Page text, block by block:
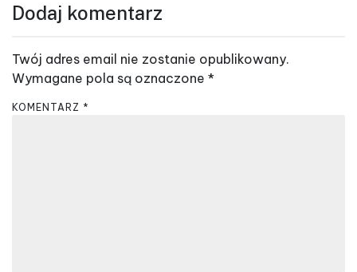
g
a
c
j
Dodaj komentarz
Twój adres email nie zostanie opublikowany.
Wymagane pola są oznaczone *
KOMENTARZ *